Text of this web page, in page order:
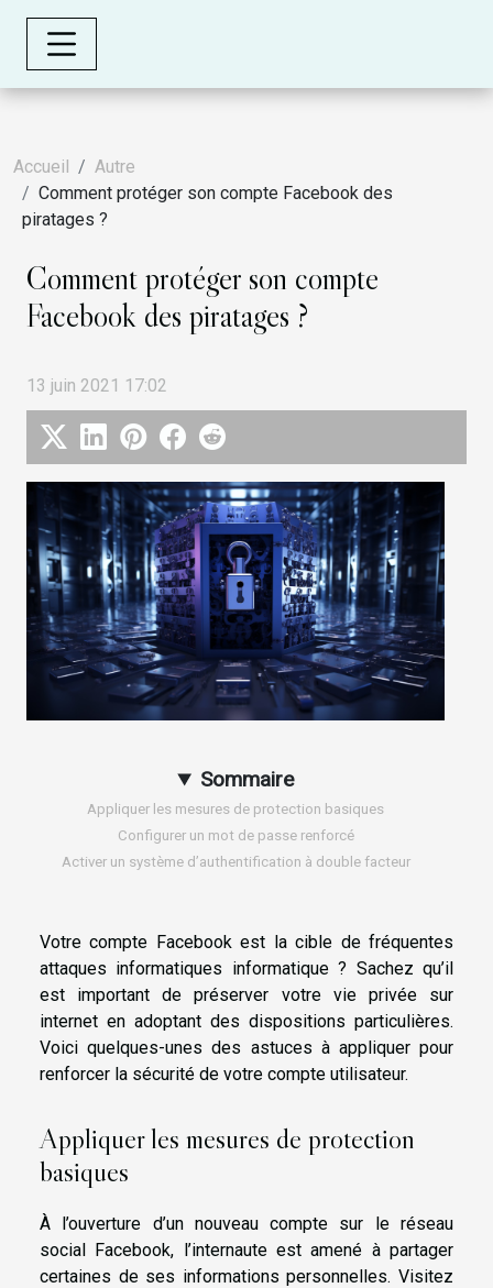
Accueil
Autre
Comment protéger son compte Facebook des
piratages ?
Comment protéger son compte
Facebook des piratages ?
13 juin 2021 17:02
Sommaire
Appliquer les mesures de protection basiques
Configurer un mot de passe renforcé
Activer un système d’authentification à double facteur
Votre compte Facebook est la cible de fréquentes
attaques informatiques informatique ? Sachez qu’il
est important de préserver votre vie privée sur
internet en adoptant des dispositions particulières.
Voici quelques-unes des astuces à appliquer pour
renforcer la sécurité de votre compte utilisateur.
Appliquer les mesures de protection
basiques
À l’ouverture d’un nouveau compte sur le réseau
social Facebook, l’internaute est amené à partager
certaines de ses informations personnelles. Visitez